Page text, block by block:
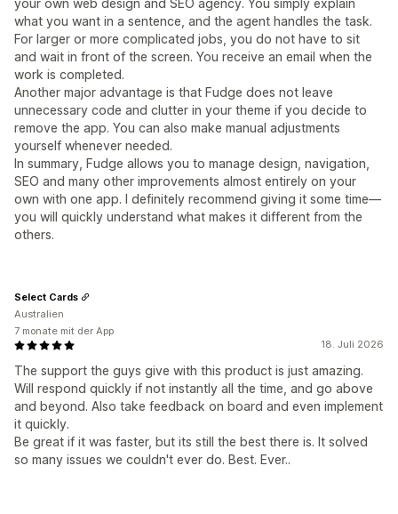
your own web design and SEO agency. You simply explain
what you want in a sentence, and the agent handles the task.
For larger or more complicated jobs, you do not have to sit
and wait in front of the screen. You receive an email when the
work is completed.
Another major advantage is that Fudge does not leave
unnecessary code and clutter in your theme if you decide to
remove the app. You can also make manual adjustments
yourself whenever needed.
In summary, Fudge allows you to manage design, navigation,
SEO and many other improvements almost entirely on your
own with one app. I definitely recommend giving it some time—
you will quickly understand what makes it different from the
others.
18. Juli 2026
The support the guys give with this product is just amazing.
Will respond quickly if not instantly all the time, and go above
and beyond. Also take feedback on board and even implement
it quickly.
Be great if it was faster, but its still the best there is. It solved
so many issues we couldn't ever do. Best. Ever..
Select Cards
Australien
7 monate mit der App